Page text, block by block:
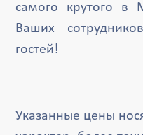
самого крутого в
Ваших
гостей!
Указанные цены